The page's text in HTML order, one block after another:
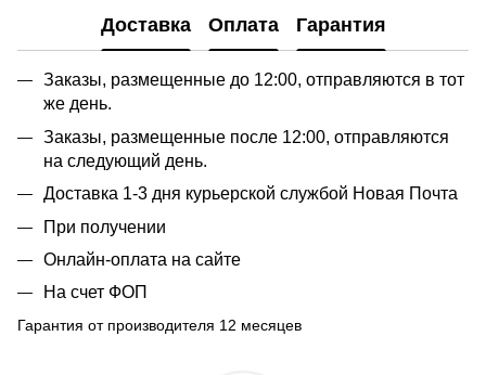
Доставка Оплата Гарантия
Заказы, размещенные до 12:00, отправляются в тот
же день.
Заказы, размещенные после 12:00, отправляются
на следующий день.
Доставка 1-3 дня курьерской службой Новая Почта
При получении
Онлайн-оплата на сайте
На счет ФОП
Гарантия от производителя 12 месяцев